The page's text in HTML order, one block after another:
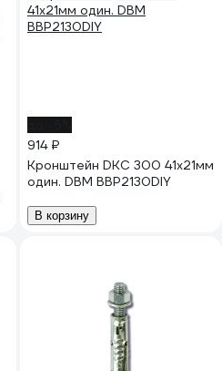
914 ₽
Кронштейн DKC 300 41x21мм
один. DBM BBP2130DIY
В корзину